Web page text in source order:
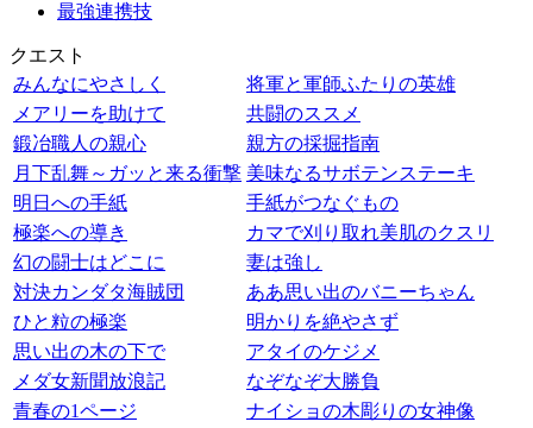
最強連携技
クエスト
みんなにやさしく
将軍と軍師ふたりの英雄
メアリーを助けて
共闘のススメ
鍛冶職人の親心
親方の採掘指南
月下乱舞～ガッと来る衝撃 美味なるサボテンステーキ
明日への手紙
手紙がつなぐもの
極楽への導き
カマで刈り取れ美肌のクスリ
幻の闘士はどこに
妻は強し
対決カンダタ海賊団
ああ思い出のバニーちゃん
ひと粒の極楽
明かりを絶やさず
思い出の木の下で
アタイのケジメ
メダ女新聞放浪記
なぞなぞ大勝負
青春の1ページ
ナイショの木彫りの女神像